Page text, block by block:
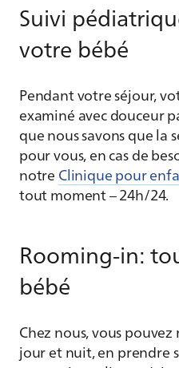
Suivi
votre bébé
Pendant votre séjour,
examiné avec douceur
que nous savons que la
pour vous, en cas de
notre Clinique pour
tout moment – 24h/24.
Rooming-in:
bébé
Chez nous, vous
jour et nuit, en prendre